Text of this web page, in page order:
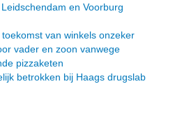
en Voorburg
van winkels onzeker
vader en zoon vanwege
pizzaketen
betrokken bij Haags drugslab